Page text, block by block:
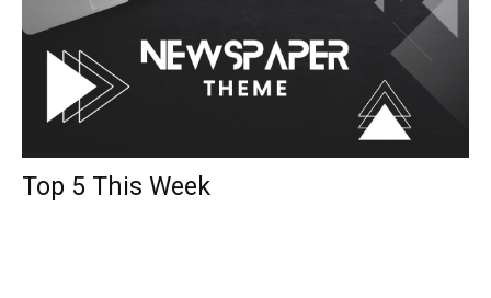
Top 5 This Week